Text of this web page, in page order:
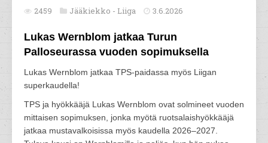
2459 Jääkiekko - Liiga 3.6.2026
Lukas Wernblom jatkaa Turun
Palloseurassa vuoden sopimuksella
Lukas Wernblom jatkaa TPS-paidassa myös Liigan
superkaudella!
TPS ja hyökkääjä Lukas Wernblom ovat solmineet vuoden
mittaisen sopimuksen, jonka myötä ruotsalaishyökkääjä
jatkaa mustavalkoisissa myös kaudella 2026–2027.